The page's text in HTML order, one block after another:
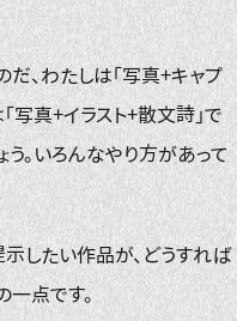
だ、わたしは「写真+キャプ
写真+イラスト+散文詩」で
。いろんなやり方があって
したい作品が、どうすれば
一点です。